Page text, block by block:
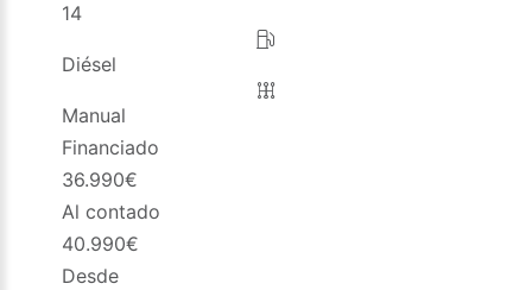
14
Diésel
Manual
Financiado
36.990€
Al contado
40.990€
Desde